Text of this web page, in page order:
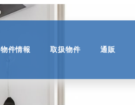
物件情報 取扱物件 通販